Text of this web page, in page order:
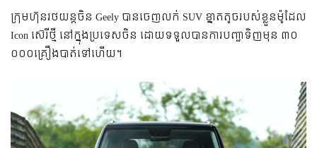
ក្រុមហ៊ុនរថយន្តចិន Geely បានចេញលក់ SUV ខ្នាតតូចរបស់ខ្លួនម៉ូដែល
Icon ស៊េរីថ្មី នៅក្នុងប្រទេសចិន ដោយទទួលបានការបញ្ជាទិញមុន ៣០
០០០គ្រឿងបាត់ទៅហើយ។